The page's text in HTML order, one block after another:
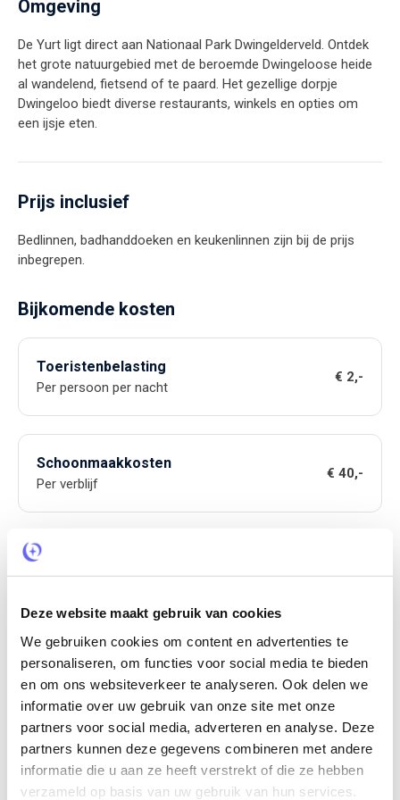
Deze website maakt gebruik van cookies
We gebruiken cookies om content en advertenties te
personaliseren, om functies voor social media te bieden
en om ons websiteverkeer te analyseren. Ook delen we
informatie over uw gebruik van onze site met onze
partners voor social media, adverteren en analyse. Deze
partners kunnen deze gegevens combineren met andere
informatie die u aan ze heeft verstrekt of die ze hebben
verzameld op basis van uw gebruik van hun services.
Omgeving
De Yurt ligt direct aan Nationaal Park Dwingelderveld. Ontdek
het grote natuurgebied met de beroemde Dwingeloose heide
al wandelend, fietsend of te paard. Het gezellige dorpje
Dwingeloo biedt diverse restaurants, winkels en opties om
een ijsje eten.
Prijs inclusief
Bedlinnen, badhanddoeken en keukenlinnen zijn bij de prijs
inbegrepen.
Bijkomende kosten
Toeristenbelasting
Per persoon per nacht
€ 2,-
Schoonmaakkosten
Per verblijf
€ 40,-
Optioneel bij te boeken
Haardhout
In de Yurt staat een houtkachel. Bij aankomst staan er
een aantal manden met hout klaar, per mand hout
vragen we 7,50 euro. Na je verblijf kun je het aantal
manden dat je gebruikt hebt afrekenen dmv een tikkie
(of contant). Als het hout op raakt, kun je via een appje
bij bestellen. Buiten bij de Yurt staat een buitenkacheltje,